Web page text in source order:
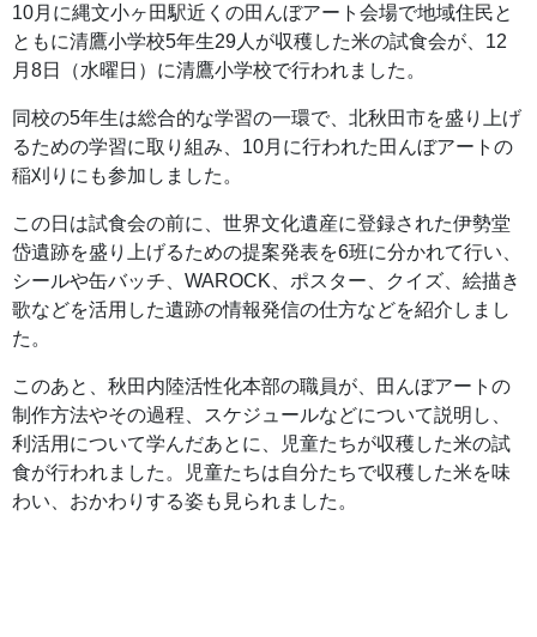
10月に縄文小ヶ田駅近くの田んぼアート会場で地域住民と
ともに清鷹小学校5年生29人が収穫した米の試食会が、12
月8日（水曜日）に清鷹小学校で行われました。
同校の5年生は総合的な学習の一環で、北秋田市を盛り上げ
るための学習に取り組み、10月に行われた田んぼアートの
稲刈りにも参加しました。
この日は試食会の前に、世界文化遺産に登録された伊勢堂
岱遺跡を盛り上げるための提案発表を6班に分かれて行い、
シールや缶バッチ、WAROCK、ポスター、クイズ、絵描き
歌などを活用した遺跡の情報発信の仕方などを紹介しまし
た。
このあと、秋田内陸活性化本部の職員が、田んぼアートの
制作方法やその過程、スケジュールなどについて説明し、
利活用について学んだあとに、児童たちが収穫した米の試
食が行われました。児童たちは自分たちで収穫した米を味
わい、おかわりする姿も見られました。